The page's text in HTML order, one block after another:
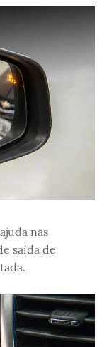
nas
saída de